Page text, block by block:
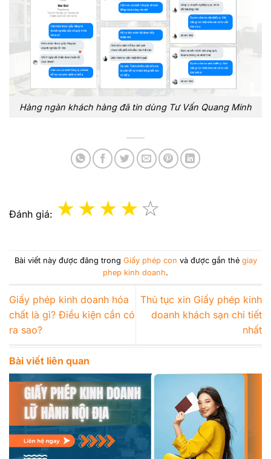
Hàng ngàn khách hàng đã tin dùng Tư Vấn Quang Minh
Đánh giá:
Bài viết này được đăng trong Giấy phép con và được gắn thẻ giay
phep kinh doanh.
Giấy phép kinh doanh hóa
chất là gì? Điều kiện cần có
ra sao?
Thủ tục xin Giấy phép kinh
doanh khách sạn chi tiết
nhất
Bài viết liên quan